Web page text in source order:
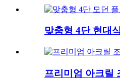
맞춤형 4단 현대
프리미엄 아크릴